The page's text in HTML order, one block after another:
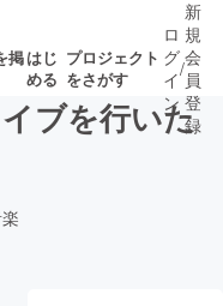
掲はじ
める
プロジェクト
をさがす
終了が近いプ
ェクト
ロ
グ
イ
ン
/
新
規
会
員
登
録
ブを行いた